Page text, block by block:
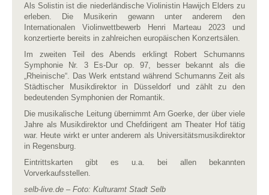
Als Solistin ist die niederländische Violinistin Hawijch Elders zu
erleben. Die Musikerin gewann unter anderem den
Internationalen Violinwettbewerb Henri Marteau 2023 und
konzertierte bereits in zahlreichen europäischen Konzertsälen.
Im zweiten Teil des Abends erklingt Robert Schumanns
Symphonie Nr. 3 Es-Dur op. 97, besser bekannt als die
„Rheinische“. Das Werk entstand während Schumanns Zeit als
Städtischer Musikdirektor in Düsseldorf und zählt zu den
bedeutenden Symphonien der Romantik.
Die musikalische Leitung übernimmt Arn Goerke, der über viele
Jahre als Musikdirektor und Chefdirigent am Theater Hof tätig
war. Heute wirkt er unter anderem als Universitätsmusikdirektor
in Regensburg.
Eintrittskarten gibt es u.a. bei allen bekannten
Vorverkaufsstellen.
selb-live.de – Foto: Kulturamt Stadt Selb